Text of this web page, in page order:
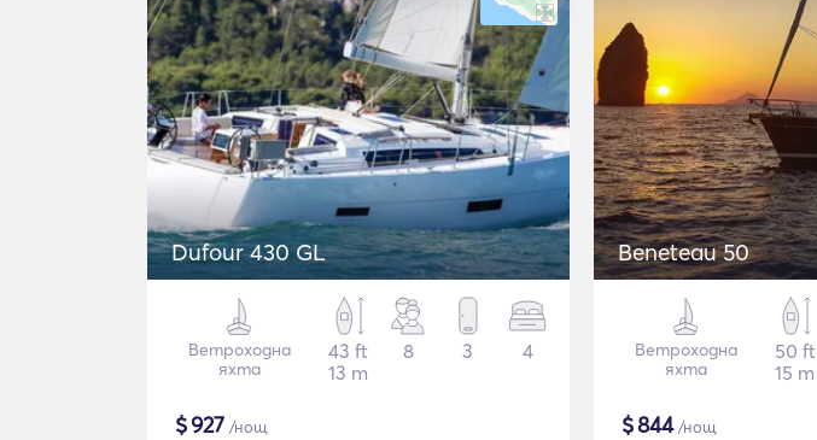
Dufour 430 GL
Ветроходна
яхта
43 ft
13 m
8 3 4
$927 /нощ
Beneteau 50
Ветроходна
яхта
50 ft
15 m
$844/нощ